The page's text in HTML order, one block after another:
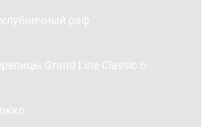
раф
Grand Line Classic 6-